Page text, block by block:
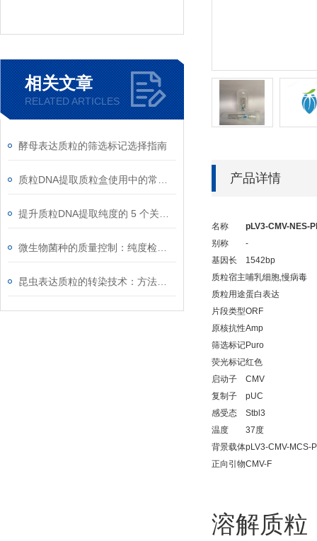
相关文章
RELATED ARTICLES
酵母表达质粒的筛选标记选择指南
产品详情
名称
pLV3-CMV-NES-
别称
-
基因长
1542bp
质粒宿主哺乳细胞,慢病毒
质粒用途蛋白表达
片段类型ORF
原核抗性Amp
筛选标记Puro
荧光标记红色
启动子
CMV
复制子
pUC
感受态
Stbl3
温度
37度
背景载体pLV3-CMV-MCS-
正向引物CMV-F
溶解质粒